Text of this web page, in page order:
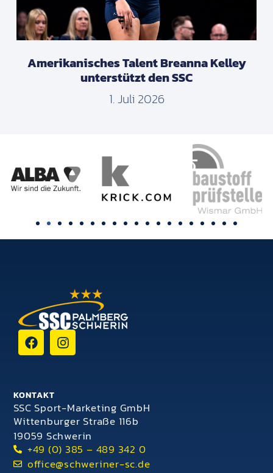
Amerikanisches Talent Breanna Kelley
unterstützt den SSC
1. Juli 2026
KONTAKT
SSC Sport-Marketing GmbH
Wittenburger Straße 116b
19059 Schwerin
+49 (0) 385 – 489 342 0
office@schweriner-sc.de